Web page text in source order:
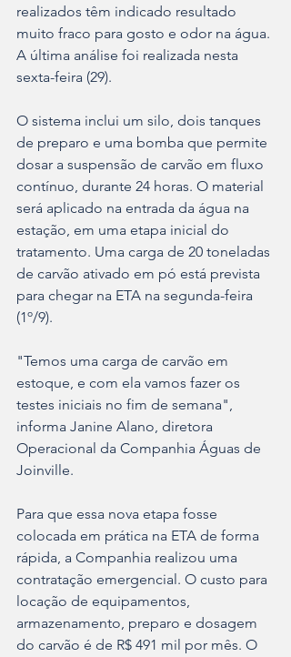
realizados têm indicado resultado
muito fraco para gosto e odor na água.
A última análise foi realizada nesta
sexta-feira (29).
O sistema inclui um silo, dois tanques
de preparo e uma bomba que permite
dosar a suspensão de carvão em fluxo
contínuo, durante 24 horas. O material
será aplicado na entrada da água na
estação, em uma etapa inicial do
tratamento. Uma carga de 20 toneladas
de carvão ativado em pó está prevista
para chegar na ETA na segunda-feira
(1º/9).
"Temos uma carga de carvão em
estoque, e com ela vamos fazer os
testes iniciais no fim de semana",
informa Janine Alano, diretora
Operacional da Companhia Águas de
Joinville.
Para que essa nova etapa fosse
colocada em prática na ETA de forma
rápida, a Companhia realizou uma
contratação emergencial. O custo para
locação de equipamentos,
armazenamento, preparo e dosagem
do carvão é de R$ 491 mil por mês. O